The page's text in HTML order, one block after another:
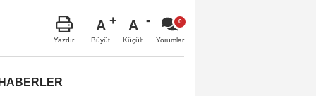
Yazdır
A
Büyüt
A
Küçült Yorumlar